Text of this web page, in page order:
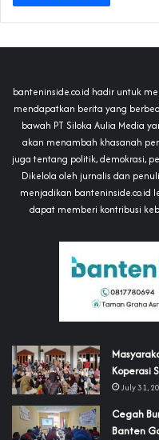
banteninside.co.id hadir untuk
mendapatkan berita yang
bawah PT Siloka Aulia Media
akan menambah khasanah
juga tentang politik, demokrasi,
Dikelola oleh jurnalis dan
menjadikan banteninside.co.id
dapat memberi kontribusi
Koperasi
July 31,
Cegah
Banten